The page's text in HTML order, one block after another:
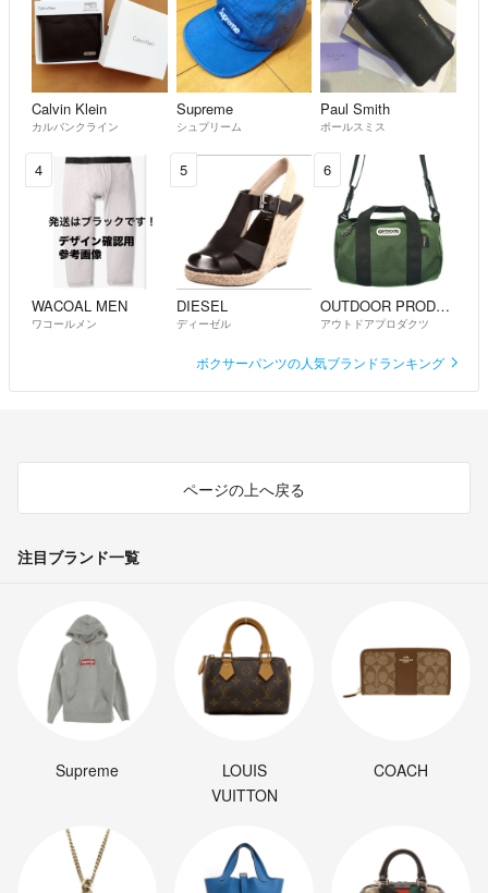
Calvin Klein
カルバンクライン
Supreme
シュプリーム
Paul Smith
ポールスミス
4
WACOAL MEN
ワコールメン
5
DIESEL
ディーゼル
6
OUTDOOR PRODUCTS
アウトドアプロダクツ
ボクサーパンツの人気ブランドランキング
ページの上へ戻る
注目ブランド一覧
Supreme
LOUIS
VUITTON
COACH